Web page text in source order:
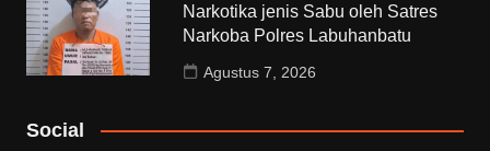
Narkotika jenis Sabu oleh Satres
Narkoba Polres Labuhanbatu
Agustus 7, 2026
Social